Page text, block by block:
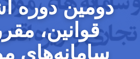
دومین دوره
قوانین،
سامانه‌های